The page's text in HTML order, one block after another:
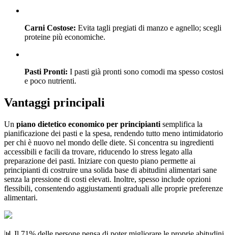
Carni Costose: Evita tagli pregiati di manzo e agnello; scegli
proteine più economiche.
Pasti Pronti: I pasti già pronti sono comodi ma spesso costosi
e poco nutrienti.
Vantaggi principali
Un piano dietetico economico per principianti semplifica la
pianificazione dei pasti e la spesa, rendendo tutto meno intimidatorio
per chi è nuovo nel mondo delle diete. Si concentra su ingredienti
accessibili e facili da trovare, riducendo lo stress legato alla
preparazione dei pasti. Iniziare con questo piano permette ai
principianti di costruire una solida base di abitudini alimentari sane
senza la pressione di costi elevati. Inoltre, spesso include opzioni
flessibili, consentendo aggiustamenti graduali alle proprie preferenze
alimentari.